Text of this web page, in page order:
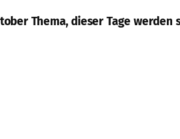
Thema, dieser Tage